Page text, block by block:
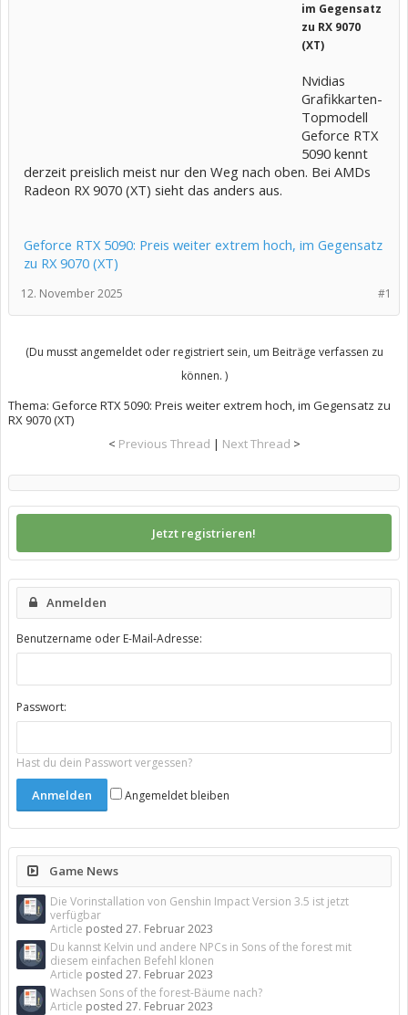
im Gegensatz
zu RX 9070
(XT)
Nvidias
Grafikkarten-
Topmodell
Geforce RTX
5090 kennt
derzeit preislich meist nur den Weg nach oben. Bei AMDs
Radeon RX 9070 (XT) sieht das anders aus.
Geforce RTX 5090: Preis weiter extrem hoch, im Gegensatz
zu RX 9070 (XT)
#1
12. November 2025
(Du musst angemeldet oder registriert sein, um Beiträge verfassen zu
können. )
Thema: Geforce RTX 5090: Preis weiter extrem hoch, im Gegensatz zu
RX 9070 (XT)
< Previous Thread | Next Thread >
Jetzt registrieren!
Anmelden
Benutzername oder E-Mail-Adresse:
Passwort:
Hast du dein Passwort vergessen?
Angemeldet bleiben
Game News
Die Vorinstallation von Genshin Impact Version 3.5 ist jetzt
verfügbar
Article posted 27. Februar 2023
Du kannst Kelvin und andere NPCs in Sons of the forest mit
diesem einfachen Befehl klonen
Article posted 27. Februar 2023
Wachsen Sons of the forest-Bäume nach?
Article posted 27. Februar 2023